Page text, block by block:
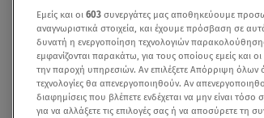
Εμείς και οι 603 συνεργάτες μας αποθηκεύουμε
αναγνωριστικά στοιχεία, και έχουμε πρόσβαση σε
δυνατή η ενεργοποίηση τεχνολογιών
εμφανίζονται παρακάτω, για τους οποίους εμείς και
την παροχή υπηρεσιών. Αν επιλέξετε Απόρριψη
τεχνολογίες θα απενεργοποιηθούν. Αν
διαφημίσεις που βλέπετε ενδέχεται να μην είναι
για να αλλάξετε τις επιλογές σας ή να αποσύρετε τη